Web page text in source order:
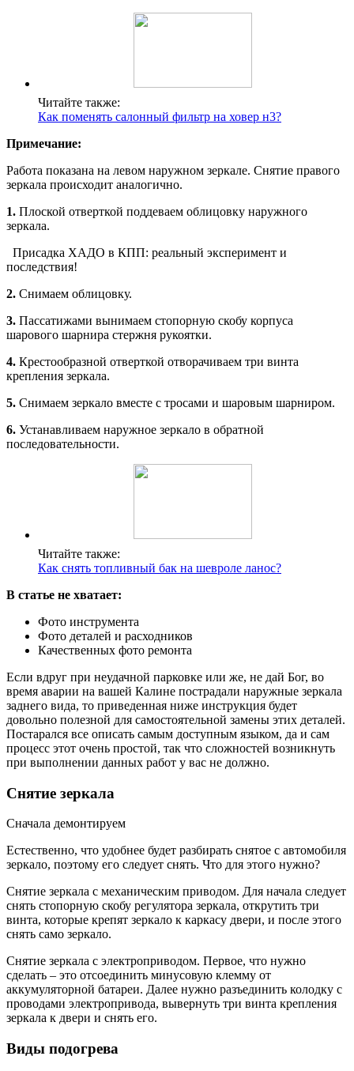
Читайте также:
Как поменять салонный фильтр на ховер н3?
Примечание:
Работа показана на левом наружном зеркале. Снятие правого
зеркала происходит аналогично.
1. Плоской отверткой поддеваем облицовку наружного
зеркала.
Присадка ХАДО в КПП: реальный эксперимент и
последствия!
2. Снимаем облицовку.
3. Пассатижами вынимаем стопор­ную скобу корпуса
шарового шарнира стержня рукоятки.
4. Крестообразной отверткой отво­рачиваем три винта
крепления зеркала.
5. Снимаем зеркало вместе с троса­ми и шаровым шарниром.
6. Устанавливаем наружное зеркало в обратной
последовательности.
Читайте также:
Как снять топливный бак на шевроле ланос?
В статье не хватает:
Фото инструмента
Фото деталей и расходников
Качественных фото ремонта
Если вдруг при неудачной парковке или же, не дай Бог, во
время аварии на вашей Калине пострадали наружные зеркала
заднего вида, то приведенная ниже инструкция будет
довольно полезной для самостоятельной замены этих деталей.
Постарался все описать самым доступным языком, да и сам
процесс этот очень простой, так что сложностей возникнуть
при выполнении данных работ у вас не должно.
Снятие зеркала
Сначала демонтируем
Естественно, что удобнее будет разбирать снятое с автомобиля
зеркало, поэтому его следует снять. Что для этого нужно?
Снятие зеркала с механическим приводом. Для начала следует
снять стопорную скобу регулятора зеркала, открутить три
винта, которые крепят зеркало к каркасу двери, и после этого
снять само зеркало.
Снятие зеркала с электроприводом. Первое, что нужно
сделать – это отсоединить минусовую клемму от
аккумуляторной батареи. Далее нужно разъединить колодку с
проводами электропривода, вывернуть три винта крепления
зеркала к двери и снять его.
Виды подогрева